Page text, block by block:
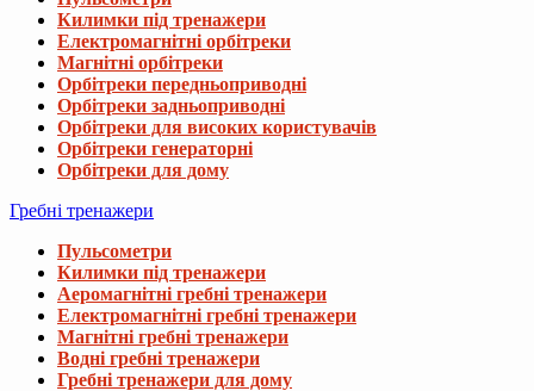
Килимки під тренажери
Електромагнітні орбітреки
Магнітні орбітреки
Орбітреки передньоприводні
Орбітреки задньоприводні
Орбітреки для високих користувачів
Орбітреки генераторні
Орбітреки для дому
Гребні тренажери
Пульсометри
Килимки під тренажери
Аеромагнітні гребні тренажери
Електромагнітні гребні тренажери
Магнітні гребні тренажери
Водні гребні тренажери
Гребні тренажери для дому